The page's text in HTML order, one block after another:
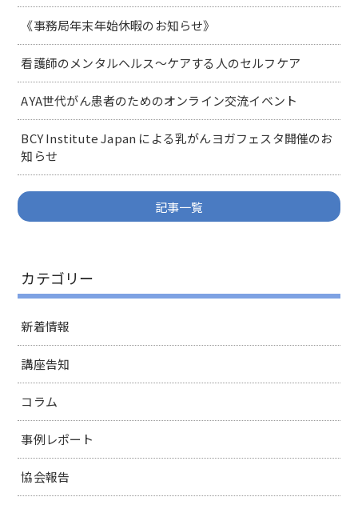
《事務局年末年始休暇のお知らせ》
看護師のメンタルヘルス～ケアする人のセルフケア
AYA世代がん患者のためのオンライン交流イベント
BCY Institute Japan による乳がんヨガフェスタ開催のお
知らせ
記事一覧
カテゴリー
新着情報
講座告知
コラム
事例レポート
協会報告